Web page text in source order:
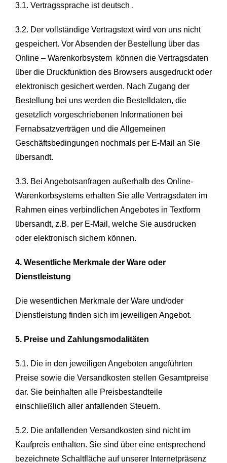
3.1. Vertragssprache ist deutsch .
3.2. Der vollständige Vertragstext wird von uns nicht
gespeichert. Vor Absenden der Bestellung über das
Online – Warenkorbsystem können die Vertragsdaten
über die Druckfunktion des Browsers ausgedruckt oder
elektronisch gesichert werden. Nach Zugang der
Bestellung bei uns werden die Bestelldaten, die
gesetzlich vorgeschriebenen Informationen bei
Fernabsatzverträgen und die Allgemeinen
Geschäftsbedingungen nochmals per E-Mail an Sie
übersandt.
3.3. Bei Angebotsanfragen außerhalb des Online-
Warenkorbsystems erhalten Sie alle Vertragsdaten im
Rahmen eines verbindlichen Angebotes in Textform
übersandt, z.B. per E-Mail, welche Sie ausdrucken
oder elektronisch sichern können.
4. Wesentliche Merkmale der Ware oder
Dienstleistung
Die wesentlichen Merkmale der Ware und/oder
Dienstleistung finden sich im jeweiligen Angebot.
5. Preise und Zahlungsmodalitäten
5.1. Die in den jeweiligen Angeboten angeführten
Preise sowie die Versandkosten stellen Gesamtpreise
dar. Sie beinhalten alle Preisbestandteile
einschließlich aller anfallenden Steuern.
5.2. Die anfallenden Versandkosten sind nicht im
Kaufpreis enthalten. Sie sind über eine entsprechend
bezeichnete Schaltfläche auf unserer Internetpräsenz